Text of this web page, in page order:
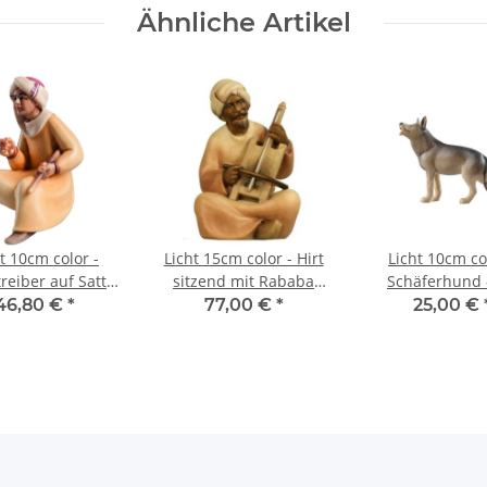
Ähnliche Artikel
10cm color -
auf Sattel
-050€ *
Licht 15cm color - Hirt
sitzend mit Rababa
-019
77,00 € *
Licht 10cm
Schäferhund
25,00 €